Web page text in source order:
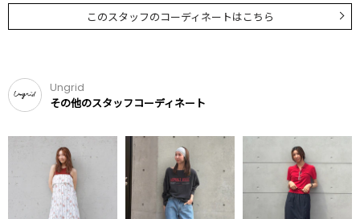
このスタッフのコーディネートはこちら
Ungrid
その他のスタッフコーディネート